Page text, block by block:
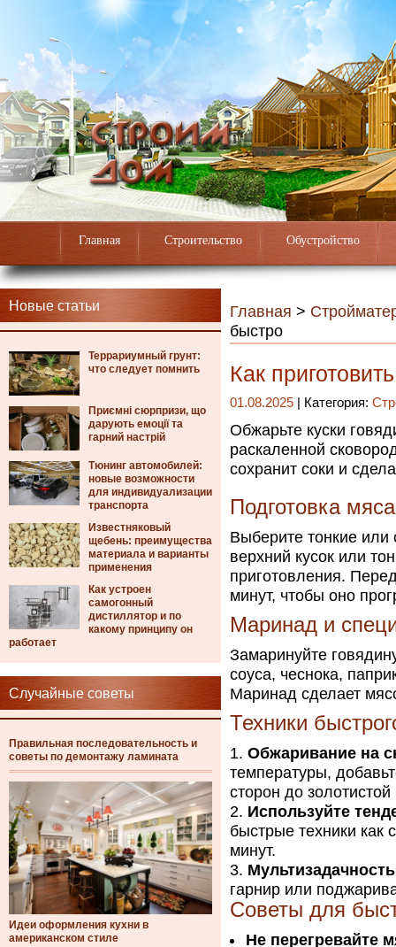
Главная Строительство Обустройство
Новые статьи
Террариумный грунт:
что следует помнить
Приємні сюрпризи, що
дарують емоції та
гарний настрій
Тюнинг автомобилей:
новые возможности
для индивидуализации
транспорта
Известняковый
щебень: преимущества
материала и варианты
применения
Как устроен
самогонный
дистиллятор и по
какому принципу он
работает
Случайные советы
Правильная последовательность и
советы по демонтажу ламината
Идеи оформления кухни в
американском стиле
Главная >
быстро
Как
01.08.2025 | Категория:
Обжарьте куски
раскаленной
сохранит соки и
Подготовка мяса
Выберите тонкие или
верхний кусок или
приготовления.
минут, чтобы оно
Маринад и
Замаринуйте
соуса, чеснока,
Маринад сделает
Техники
Обжаривание на
температуры,
сторон до
Используйте
быстрые техники как
минут.
гарнир или
Советы для
Не перегревайте